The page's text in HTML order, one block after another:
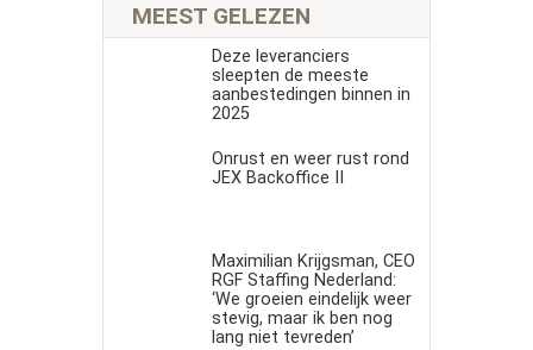
MEEST GELEZEN
Deze leveranciers
sleepten de meeste
aanbestedingen binnen in
2025
Onrust en weer rust rond
JEX Backoffice II
Maximilian Krijgsman, CEO
RGF Staffing Nederland:
‘We groeien eindelijk weer
stevig, maar ik ben nog
lang niet tevreden’